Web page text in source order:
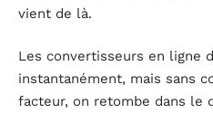
vient de là.
Les convertisseurs en ligne
instantanément, mais sans
facteur, on retombe dans le